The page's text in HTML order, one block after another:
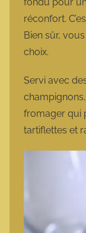
réconfort.
Bien sûr,
choix.
Servi avec
fromager qui
tartiflettes et